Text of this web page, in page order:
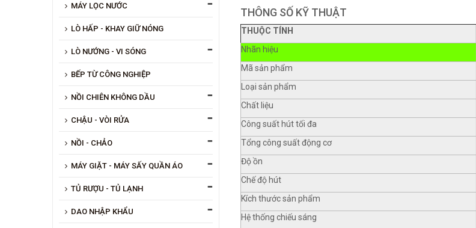
MÁY LỌC NƯỚC
LÒ HẤP - KHAY GIỮ NÓNG
LÒ NƯỚNG - VI SÓNG
BẾP TỪ CÔNG NGHIỆP
NỒI CHIÊN KHÔNG DẦU
CHẬU - VÒI RỬA
NỒI - CHẢO
MÁY GIẶT - MÁY SẤY QUẦN ÁO
TỦ RƯỢU - TỦ LẠNH
DAO NHẬP KHẨU
THÔNG SỐ KỸ THUẬT
THUỘC TÍNH
Nhãn hiệu
Mã sản phẩm
Loại sản phẩm
Chất liệu
Công suất hút tối đa
Tổng công suất động cơ
Độ ồn
Chế độ hút
Kích thước sản phẩm
Hệ thống chiếu sáng